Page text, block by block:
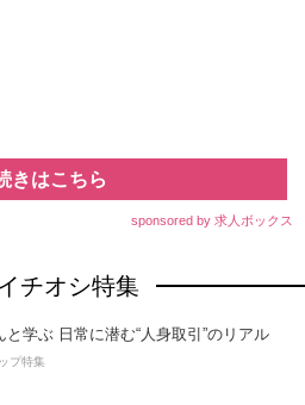
きはこちら
sponsored by 求人ボックス
チオシ特集
と学ぶ 日常に潜む“人身取引”のリアル
プ特集